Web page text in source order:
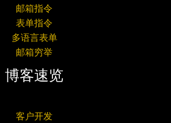
邮箱指令
表单指令
多语言表单
邮箱穷举
博客速览
客户开发